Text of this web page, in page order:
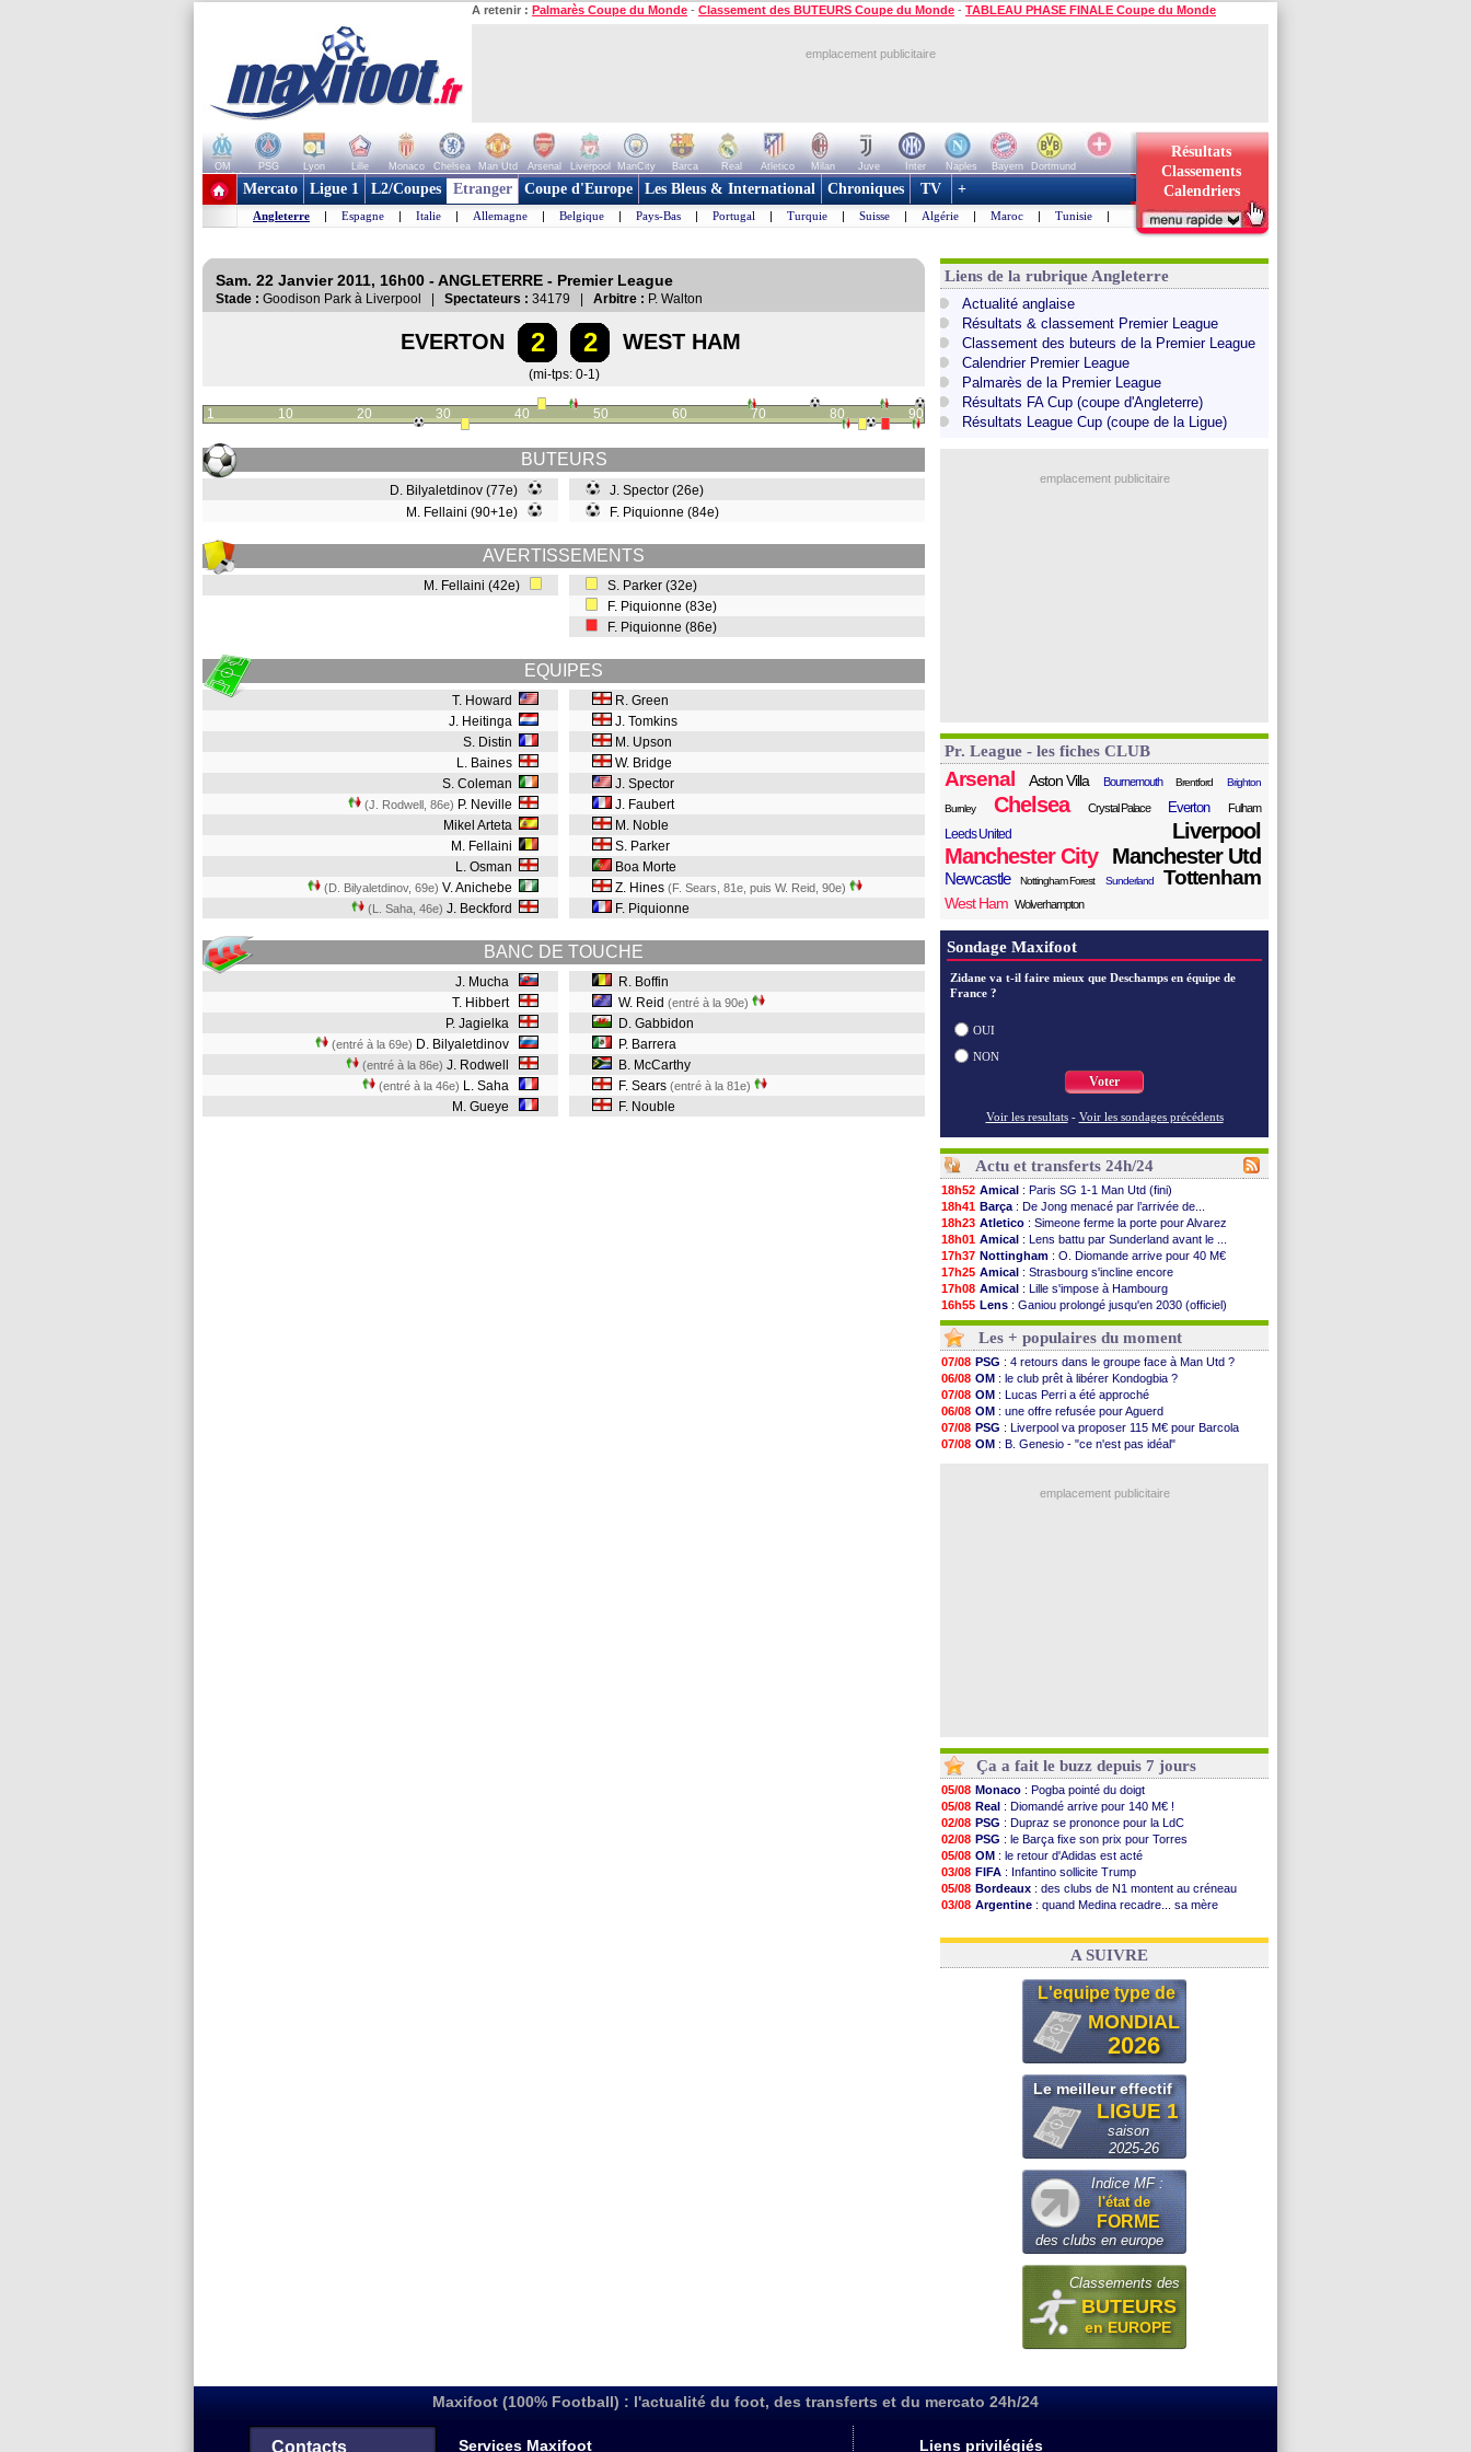
A retenir : Palmarès Coupe du Monde - Classement des BUTEURS Coupe du Monde - TABLEAU PHASE FINALE Coupe du Monde
emplacement publicitaire
OM PSG Lyon Lille Monaco Chelsea Man Utd Arsenal Liverpool ManCity Barca Real Atletico Milan Juve Inter Naples Bayern
Dortmund
+ de clubs
Résultats
Classements
Calendriers
Mercato Ligue 1 L2/Coupes Etranger Coupe d'Europe Les Bleus & International Chroniques TV +
Angleterre | Espagne | Italie | Allemagne | Belgique | Pays-Bas | Portugal | Turquie | Suisse | Algérie | Maroc | Tunisie |
Sam. 22 Janvier 2011, 16h00 - ANGLETERRE - Premier League
Stade : Goodison Park à Liverpool | Spectateurs : 34179 | Arbitre : P. Walton
EVERTON 2 2 WEST HAM
(mi-tps: 0-1)
1 10 20 30 40 50 60 70 80 90
BUTEURS
D. Bilyaletdinov (77e)
M. Fellaini (90+1e)
J. Spector (26e)
F. Piquionne (84e)
AVERTISSEMENTS
M. Fellaini (42e)
S. Parker (32e)
F. Piquionne (83e)
F. Piquionne (86e)
EQUIPES
T. Howard
J. Heitinga
S. Distin
L. Baines
S. Coleman
(J. Rodwell, 86e) P. Neville
Mikel Arteta
M. Fellaini
L. Osman
(D. Bilyaletdinov, 69e) V. Anichebe
(L. Saha, 46e) J. Beckford
R. Green
J. Tomkins
M. Upson
W. Bridge
J. Spector
J. Faubert
M. Noble
S. Parker
Boa Morte
Z. Hines (F. Sears, 81e, puis W. Reid, 90e)
F. Piquionne
BANC DE TOUCHE
J. Mucha
T. Hibbert
P. Jagielka
(entré à la 69e) D. Bilyaletdinov
(entré à la 86e) J. Rodwell
(entré à la 46e) L. Saha
M. Gueye
R. Boffin
W. Reid (entré à la 90e)
D. Gabbidon
P. Barrera
B. McCarthy
F. Sears (entré à la 81e)
F. Nouble
Liens de la rubrique Angleterre
Actualité anglaise
Résultats & classement Premier League
Classement des buteurs de la Premier League
Calendrier Premier League
Palmarès de la Premier League
Résultats FA Cup (coupe d'Angleterre)
Résultats League Cup (coupe de la Ligue)
emplacement publicitaire
Pr. League - les fiches CLUB
Arsenal Aston Villa Bournemouth Brentford Brighton
Burnley Chelsea Crystal Palace Everton Fulham
Leeds United
Liverpool
Manchester City
Manchester Utd
Newcastle Nottingham Forest Sunderland Tottenham
West Ham Wolverhampton
Sondage Maxifoot
Zidane va t-il faire mieux que Deschamps en équipe de
France ?
OUI
NON
Voter
Voir les resultats - Voir les sondages précédents
Actu et transferts 24h/24
18h52 Amical : Paris SG 1-1 Man Utd (fini)
18h41 Barça : De Jong menacé par l’arrivée de...
18h23 Atletico : Simeone ferme la porte pour Alvarez
18h01 Amical : Lens battu par Sunderland avant le ...
17h37 Nottingham : O. Diomande arrive pour 40 M€
17h25 Amical : Strasbourg s'incline encore
17h08 Amical : Lille s'impose à Hambourg
16h55 Lens : Ganiou prolongé jusqu'en 2030 (officiel)
16h31 OM: le PSG, les précisions de Benatia
16h11
Amical : Paris SG-Man Utd, les compos
16h06 Amical: Chelsea corrige l'AC Milan
15h48
Argentine: Messi perd son papa
15h41
Amical: l'Inter s'offre la Juventus
15h21
Atletico: Almada rejoint River Plate (off.)
15h14
Monaco : Camara a la cote en Angleterre
14h59
Amical: encore une défaite pour Strasbourg
14h43
OM : la piste Goore en attaque
: c'est signé pour Guimaraes (officiel)
Les + populaires du moment
07/08 PSG : 4 retours dans le groupe face à Man Utd ?
06/08 OM : le club prêt à libérer Kondogbia ?
07/08 OM : Lucas Perri a été approché
06/08 OM : une offre refusée pour Aguerd
07/08 PSG : Liverpool va proposer 115 M€ pour Barcola
07/08 OM : B. Genesio - "ce n'est pas idéal"
emplacement publicitaire
Ça a fait le buzz depuis 7 jours
05/08 Monaco : Pogba pointé du doigt
05/08 Real : Diomandé arrive pour 140 M€ !
02/08 PSG : Dupraz se prononce pour la LdC
02/08 PSG : le Barça fixe son prix pour Torres
05/08 OM : le retour d'Adidas est acté
03/08 FIFA : Infantino sollicite Trump
05/08 Bordeaux : des clubs de N1 montent au créneau
03/08 Argentine : quand Medina recadre... sa mère
03/08 OM: Paixão attire un 2e club anglais
A SUIVRE
L'equipe type de
MONDIAL
2026
Le meilleur effectif
LIGUE 1
saison
2025-26
Indice MF :
l'état de
FORME
des clubs en europe
Classements des
BUTEURS
en EUROPE
Maxifoot (100% Football) : l'actualité du foot, des transferts et du mercato 24h/24
Contacts Services Maxifoot Liens privilégiés